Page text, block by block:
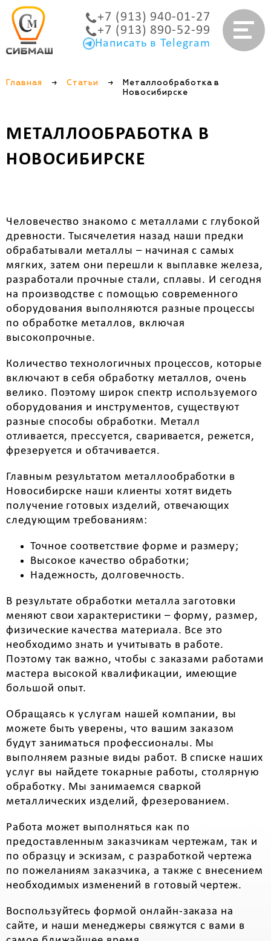
+7 (913) 940-01-27
+7 (913) 890-52-99
Написать в Telegram
Главная → Статьи →
Металлообработка в
Новосибирске
МЕТАЛЛООБРАБОТКА В
НОВОСИБИРСКЕ
Человечество знакомо с металлами с глубокой
древности. Тысячелетия назад наши предки
обрабатывали металлы – начиная с самых
мягких, затем они перешли к выплавке железа,
разработали прочные стали, сплавы. И сегодня
на производстве с помощью современного
оборудования выполняются разные процессы
по обработке металлов, включая
высокопрочные.
Количество технологичных процессов, которые
включают в себя обработку металлов, очень
велико. Поэтому широк спектр используемого
оборудования и инструментов, существуют
разные способы обработки. Металл
отливается, прессуется, сваривается, режется,
фрезеруется и обтачивается.
Главным результатом металлообработки в
Новосибирске наши клиенты хотят видеть
получение готовых изделий, отвечающих
следующим требованиям:
Точное соответствие форме и размеру;
Высокое качество обработки;
Надежность, долговечность.
В результате обработки металла заготовки
меняют свои характеристики – форму, размер,
физические качества материала. Все это
необходимо знать и учитывать в работе.
Поэтому так важно, чтобы с заказами работами
мастера высокой квалификации, имеющие
большой опыт.
Обращаясь к услугам нашей компании, вы
можете быть уверены, что вашим заказом
будут заниматься профессионалы. Мы
выполняем разные виды работ. В списке наших
услуг вы найдете токарные работы, столярную
обработку. Мы занимаемся сваркой
металлических изделий, фрезерованием.
Работа может выполняться как по
предоставленным заказчикам чертежам, так и
по образцу и эскизам, с разработкой чертежа
по пожеланиям заказчика, а также с внесением
необходимых изменений в готовый чертеж.
Воспользуйтесь формой онлайн-заказа на
сайте, и наши менеджеры свяжутся с вами в